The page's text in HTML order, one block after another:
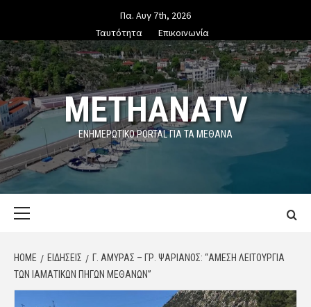
content
Πα. Αυγ 7th, 2026
Ταυτότητα
Επικοινωνία
METHANATV
ΕΝΗΜΕΡΩΤΙΚΌ PORTAL ΓΙΑ ΤΑ ΜΕΘΑΝΑ
HOME ΕΙΔΗΣΕΙΣ
Γ. ΑΜΥΡΆΣ – ΓΡ. ΨΑΡΙΑΝΌΣ: “ΆΜΕΣΗ ΛΕΙΤΟΥΡΓΊΑ
ΤΩΝ ΙΑΜΑΤΙΚΏΝ ΠΗΓΏΝ ΜΕΘΆΝΩΝ”